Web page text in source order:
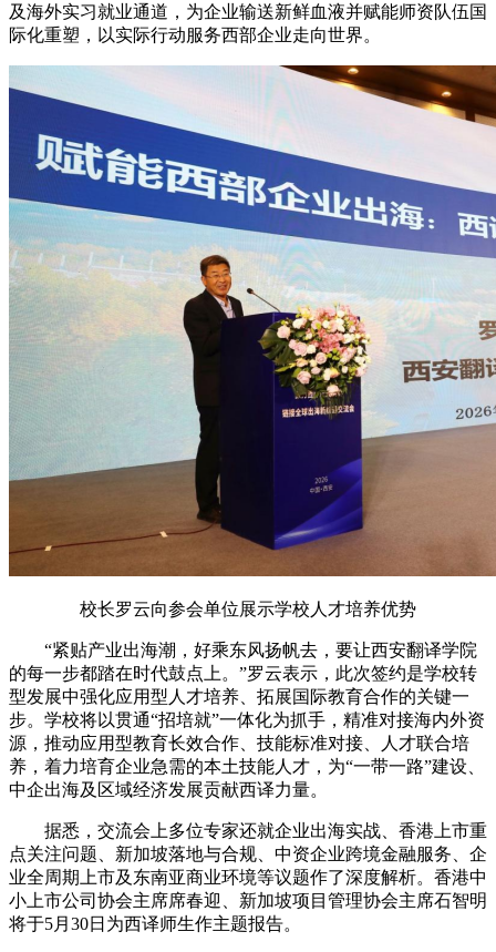
及海外实习就业通道，为企业输送新鲜血液并赋能师资队伍国
际化重塑，以实际行动服务西部企业走向世界。
校长罗云向参会单位展示学校人才培养优势
“紧贴产业出海潮，好乘东风扬帆去，要让西安翻译学院
的每一步都踏在时代鼓点上。”罗云表示，此次签约是学校转
型发展中强化应用型人才培养、拓展国际教育合作的关键一
步。学校将以贯通“招培就”一体化为抓手，精准对接海内外资
源，推动应用型教育长效合作、技能标准对接、人才联合培
养，着力培育企业急需的本土技能人才，为“一带一路”建设、
中企出海及区域经济发展贡献西译力量。
据悉，交流会上多位专家还就企业出海实战、香港上市重
点关注问题、新加坡落地与合规、中资企业跨境金融服务、企
业全周期上市及东南亚商业环境等议题作了深度解析。香港中
小上市公司协会主席席春迎、新加坡项目管理协会主席石智明
将于5月30日为西译师生作主题报告。